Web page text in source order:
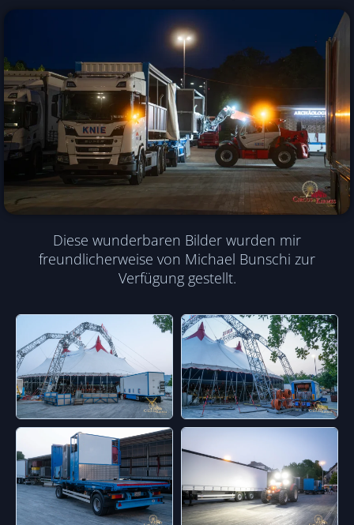
Diese wunderbaren Bilder wurden mir
freundlicherweise von Michael Bunschi zur
Verfügung gestellt.